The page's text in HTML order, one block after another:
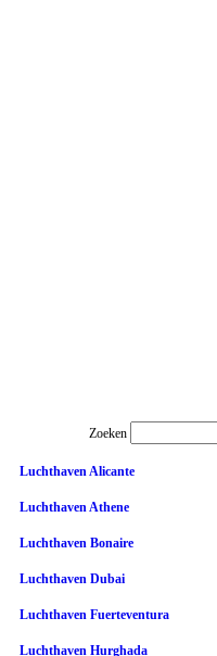
Zoeken
Luchthaven Alicante
Luchthaven Athene
Luchthaven Bonaire
Luchthaven Dubai
Luchthaven Fuerteventura
Luchthaven Hurghada